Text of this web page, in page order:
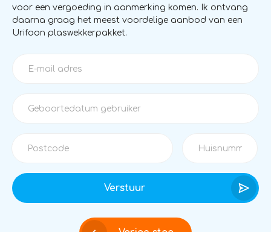
voor een vergoeding in aanmerking komen. Ik ontvang
daarna graag het meest voordelige aanbod van een
Urifoon plaswekkerpakket.
Verstuur